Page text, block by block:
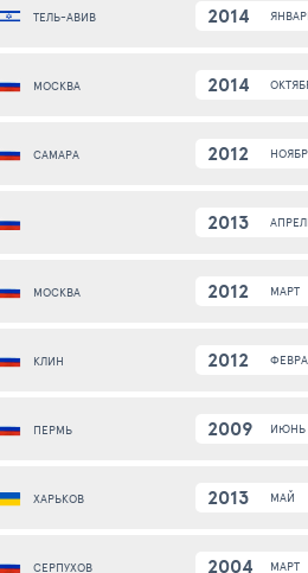
ТЕЛЬ-АВИВ 2014
МОСКВА 2014
САМАРА 2012
2013
МОСКВА 2012 МАРТ
КЛИН 2012
ПЕРМЬ 2009 ИЮНЬ
ХАРЬКОВ 2013 МАЙ
СЕРПУХОВ 2004 МАРТ